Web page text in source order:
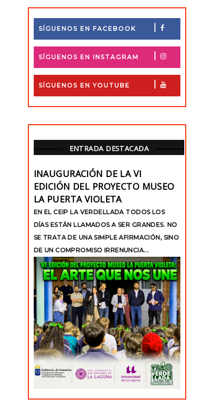
SÍGUENOS EN FACEBOOK
SÍGUENOS EN INSTAGRAM
SÍGUENOS EN YOUTUBE
ENTRADA DESTACADA
INAUGURACIÓN DE LA VI
EDICIÓN DEL PROYECTO MUSEO
LA PUERTA VIOLETA
EN EL CEIP LA VERDELLADA TODOS LOS
DÍAS ESTÁN LLAMADOS A SER GRANDES. NO
SE TRATA DE UNA SIMPLE AFIRMACIÓN, SINO
DE UN COMPROMISO IRRENUNCIA...